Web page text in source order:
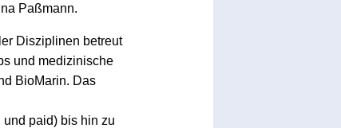
Paßmann.
Disziplinen betreut
und medizinische
BioMarin. Das
paid) bis hin zu